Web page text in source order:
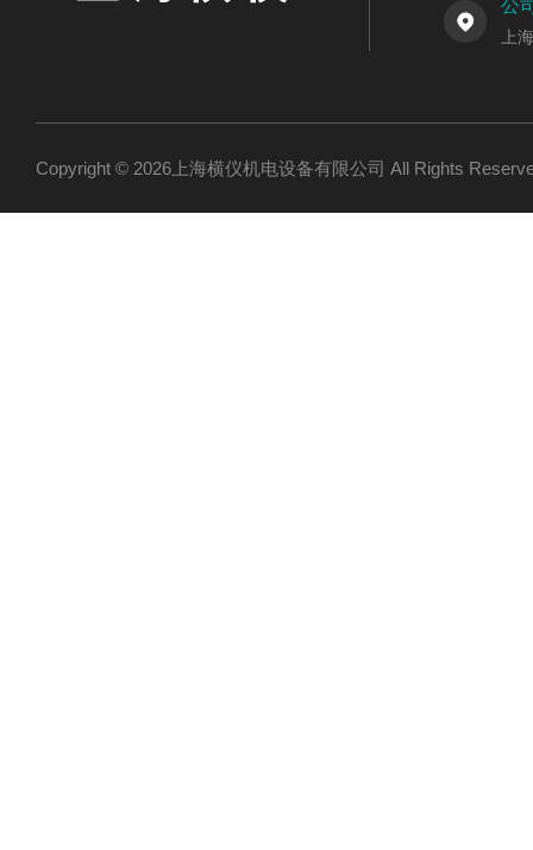
公
上
Copyright © 2026上海横仪机电设备有限公司 All Rights